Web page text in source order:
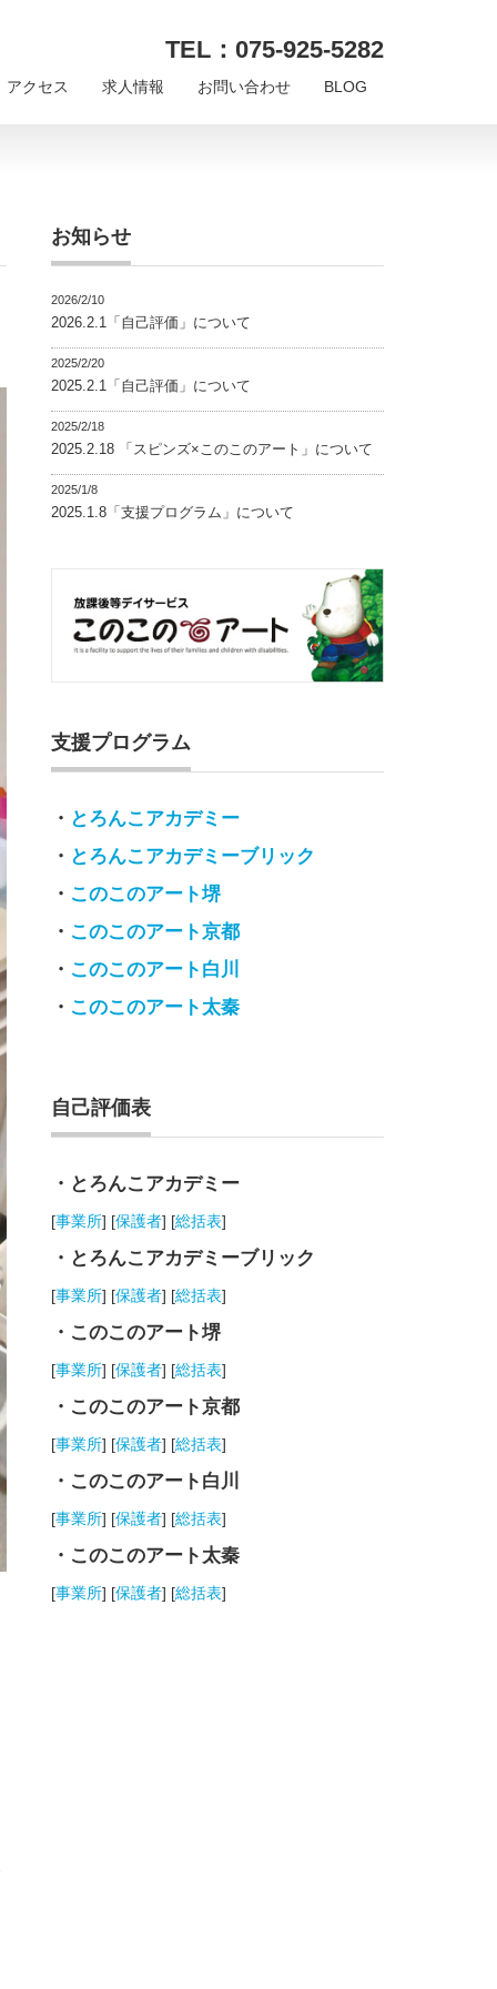
TEL：075-925-5282
アクセス 求人情報 お問い合わせ BLOG
お知らせ
2026/2/10
2026.2.1「自己評価」について
2025/2/20
2025.2.1「自己評価」について
2025/2/18
2025.2.18 「スピンズ×このこのアート」について
2025/1/8
2025.1.8「支援プログラム」について
支援プログラム
・ とろんこアカデミー
・ とろんこアカデミーブリック
・ このこのアート堺
・ このこのアート京都
・ このこのアート白川
・ このこのアート太秦
自己評価表
・とろんこアカデミー
[事業所] [保護者] [総括表]
・とろんこアカデミーブリック
[事業所] [保護者] [総括表]
・このこのアート堺
[事業所] [保護者] [総括表]
・このこのアート京都
[事業所] [保護者] [総括表]
・このこのアート白川
[事業所] [保護者] [総括表]
・このこのアート太秦
[事業所] [保護者] [総括表]